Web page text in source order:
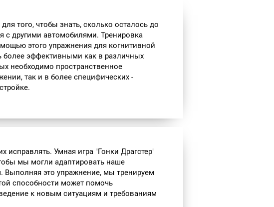
того, чтобы знать, сколько осталось до
с другими автомобилями. Тренировка
этого упражнения для когнитивной
эффективными как в различных
необходимо пространственное
так и в более специфических -
исправлять. Умная игра "Гонки Драгстер"
мы могли адаптировать наше
это упражнение, мы тренируем
способности может помочь
к новым ситуациям и требованиям